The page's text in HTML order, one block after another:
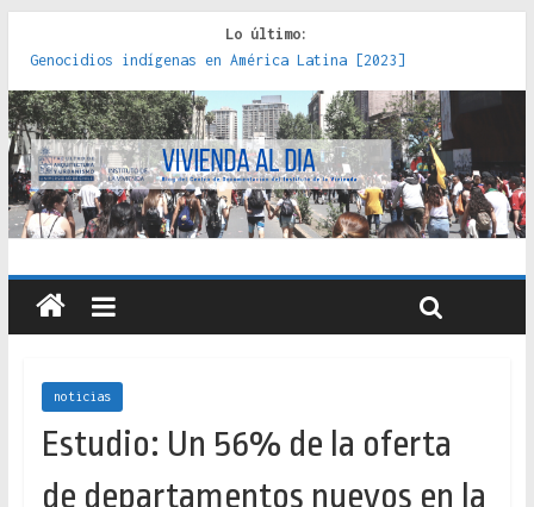
Lo último:
Genocidios indígenas en América Latina [2023]
Estudios sobre la espacialización de los Estados :
políticas, prácticas y representaciones [2022]
Donde el pedernal choca con el acero : hacia una teoría
crítica de las fronteras latinoamericanas [2020]
Criterios técnicos para una vivienda adecuada [2019]
Red de consultorios de la Caja del Seguro Obrero en
Santiago : un patrimonio emblemático [2014]
noticias
Estudio: Un 56% de la oferta
de departamentos nuevos en la